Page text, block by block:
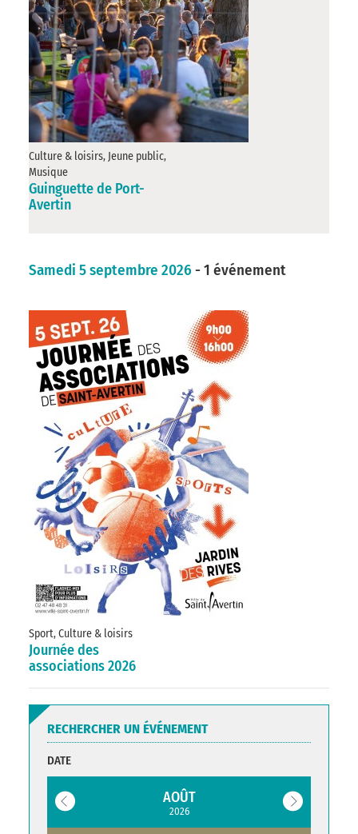
Culture & loisirs, Jeune public,
Musique
Guinguette de Port-
Avertin
Samedi 5 septembre 2026 - 1 événement
Sport, Culture & loisirs
Journée des
associations 2026
RECHERCHER UN ÉVÉNEMENT
DATE
AOÛT
2026